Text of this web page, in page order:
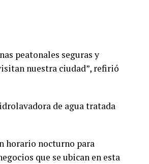
peatonales seguras y
nuestra ciudad”, refirió
de agua tratada
horario nocturno para
que se ubican en esta